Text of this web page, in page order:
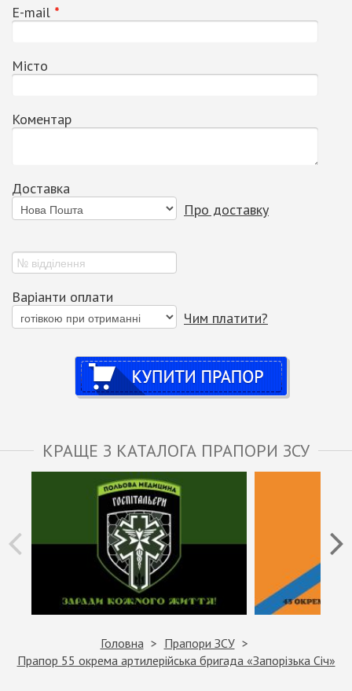
Е-mail *
Місто
Коментар
Доставка
Про доставку
Варіанти оплати
Чим платити?
Купити
КРАЩЕ З КАТАЛОГА ПРАПОРИ ЗСУ
Головна
Прапори ЗСУ
Прапор 55 окрема артилерійська бригада «Запорізька Січ»